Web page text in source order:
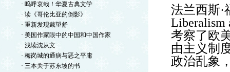
· 呜呼哀哉！华夏古典文学
· 读《哥伦比亚的倒影》
· 重新发现戴望舒
· 美国作家眼中的中国和中国作家
· 浅读沈从文
· 梅岗城的通病与恶之平庸
· 三本关于苏东坡的书
法兰西斯·
Liberalism
考察了欧
由主义制
政治乱象